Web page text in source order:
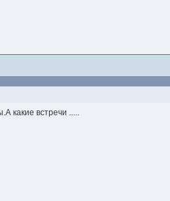
какие встречи .....